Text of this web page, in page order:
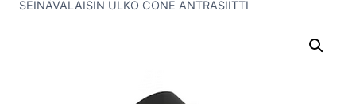
SEINÄVALAISIN ULKO CONE ANTRASIITTI